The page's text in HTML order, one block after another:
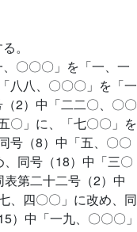
。
〇〇〇」を「一、一
八八、〇〇〇」を「一
2）中「二二〇、〇〇
〇」に、「七〇〇」を
号（8）中「五、〇〇
同号（18）中「三〇
第二十二号（2）中
、四〇〇」に改め、同
）中「一九、〇〇〇」